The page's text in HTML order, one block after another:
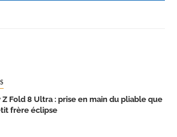
Z Fold 8 Ultra : prise en main du pliable que
frère éclipse